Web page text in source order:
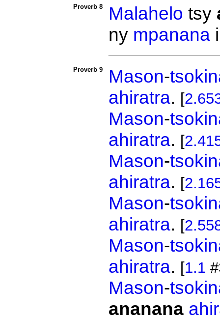
Proverb 8 Malahelo tsy
ny mpanana
Proverb 9 Mason-
ahiratra. [
Mason-
ahiratra. [
Mason-
ahiratra. [
Mason-
ahiratra. [
Mason-
ahiratra. [1.1
Mason-
ananana